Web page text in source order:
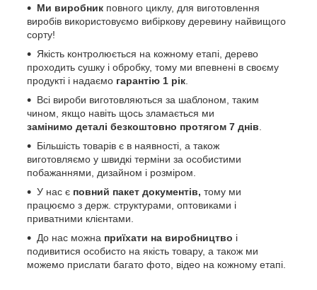
Ми виробник повного циклу, для виготовлення
виробів використовуємо вибіркову деревину найвищого
сорту!
Якість контролюється на кожному етапі, дерево
проходить сушку і обробку, тому ми впевнені в своєму
продукті і надаємо гарантію 1 рік
Всі вироби виготовляються за шаблоном, таким
чином, якщо навіть щось зламається ми
замінимо деталі безкоштовно протягом 7 днів
Більшість товарів є в наявності, а також
виготовляємо у швидкі терміни за особистими
побажаннями, дизайном і розміром.
У нас є повний пакет документів, тому ми
працюємо з держ. структурами, оптовиками і
приватними клієнтами.
До нас можна приїхати на виробництво і
подивитися особисто на якість товару, а також ми
можемо прислати багато фото, відео на кожному етапі.